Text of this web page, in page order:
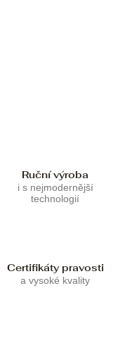
Ruční výroba
i s nejmodernější
technologií
Certifikáty pravosti
a vysoké kvality